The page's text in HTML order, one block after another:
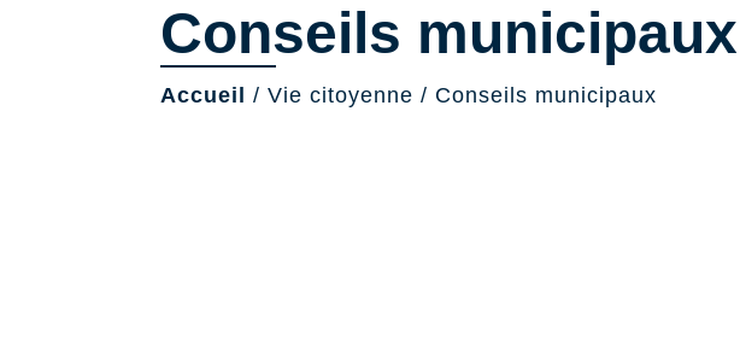
Conseils municipaux
Accueil / Vie citoyenne / Conseils municipaux